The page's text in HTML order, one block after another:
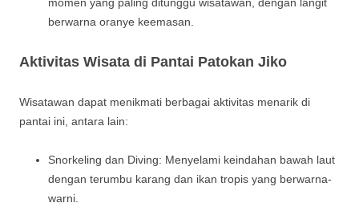
berwarna oranye keemasan.
Aktivitas Wisata di Pantai Patokan Jiko
Wisatawan dapat menikmati berbagai aktivitas menarik di
pantai ini, antara lain:
Snorkeling dan Diving: Menyelami keindahan bawah laut
dengan terumbu karang dan ikan tropis yang berwarna-
warni.